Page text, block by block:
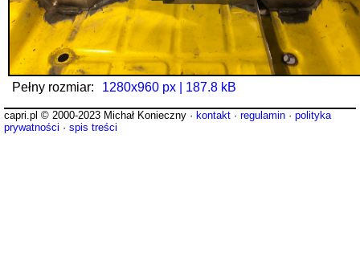
Pełny rozmiar: 1280x960 px | 187.8 kB
capri.pl © 2000-2023 Michał Konieczny · kontakt · regulamin · polityka
prywatności · spis treści